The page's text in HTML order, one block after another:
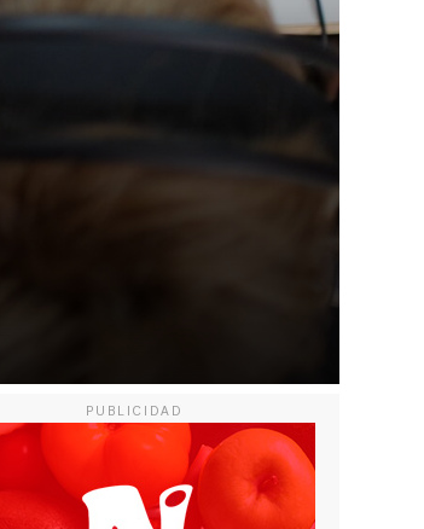
PUBLICIDAD